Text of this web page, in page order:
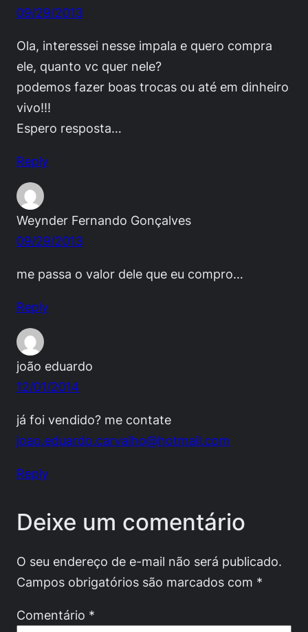
09/29/2013
Ola, interessei nesse impala e quero compra
ele, quanto vc quer nele?
podemos fazer boas trocas ou até em dinheiro
vivo!!!
Espero resposta…
Reply
Weynder Fernando Gonçalves
09/29/2013
me passa o valor dele que eu compro…
Reply
joão eduardo
12/01/2014
já foi vendido? me contate
joao.eduardo.carvalho@hotmail.com
Reply
Deixe um comentário
O seu endereço de e-mail não será publicado.
Campos obrigatórios são marcados com *
Comentário *